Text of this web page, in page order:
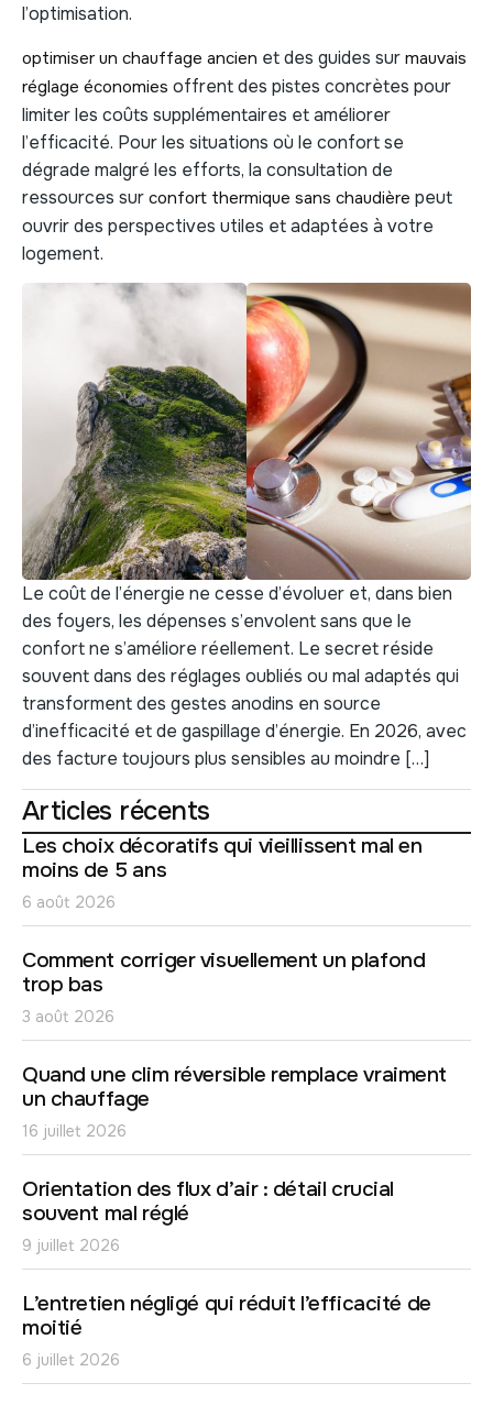
l’optimisation.
optimiser un chauffage ancien et des guides sur mauvais
réglage économies offrent des pistes concrètes pour
limiter les coûts supplémentaires et améliorer
l’efficacité. Pour les situations où le confort se
dégrade malgré les efforts, la consultation de
ressources sur confort thermique sans chaudière peut
ouvrir des perspectives utiles et adaptées à votre
logement.
Le coût de l’énergie ne cesse d’évoluer et, dans bien
des foyers, les dépenses s’envolent sans que le
confort ne s’améliore réellement. Le secret réside
souvent dans des réglages oubliés ou mal adaptés qui
transforment des gestes anodins en source
d’inefficacité et de gaspillage d’énergie. En 2026, avec
des facture toujours plus sensibles au moindre […]
Articles récents
Les choix décoratifs qui vieillissent mal en
moins de 5 ans
6 août 2026
Comment corriger visuellement un plafond
trop bas
3 août 2026
Quand une clim réversible remplace vraiment
un chauffage
16 juillet 2026
Orientation des flux d’air : détail crucial
souvent mal réglé
9 juillet 2026
L’entretien négligé qui réduit l’efficacité de
moitié
6 juillet 2026